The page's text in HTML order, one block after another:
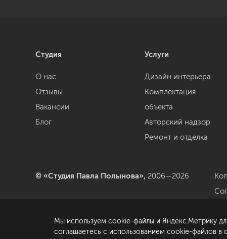
Студия
О нас
Отзывы
Вакансии
Блог
Услуги
Дизайн интерьера
Комплектация
объекта
Авторский надзор
Ремонт и отделка
© «Студия Павла Полынова», 2006—2026
Мы используем cookie-файлы и Яндекс.Метрику
соглашаетесь с использованием cookie-файлов в